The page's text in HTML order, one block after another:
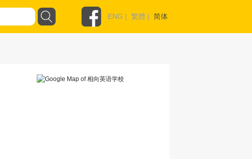
ENG | 繁體 | 简体